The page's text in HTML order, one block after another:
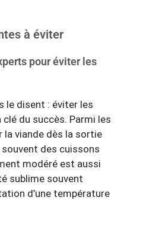
à éviter
pour éviter les
le disent : éviter les
du succès. Parmi les
la viande dès la sortie
des cuissons
modéré est aussi
sublime souvent
d’une température